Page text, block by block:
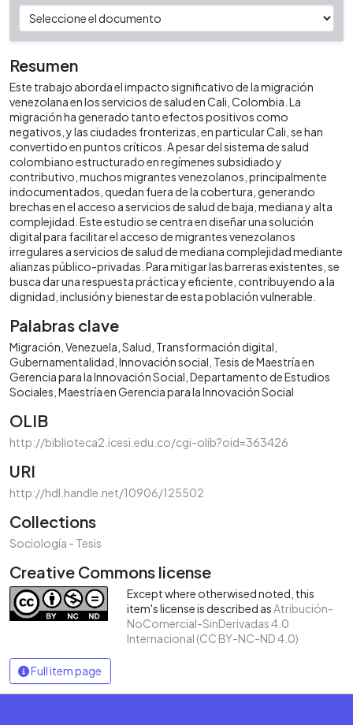
Resumen
Este trabajo aborda el impacto significativo de la migración
venezolana en los servicios de salud en Cali, Colombia. La
migración ha generado tanto efectos positivos como
negativos, y las ciudades fronterizas, en particular Cali, se han
convertido en puntos críticos. A pesar del sistema de salud
colombiano estructurado en regímenes subsidiado y
contributivo, muchos migrantes venezolanos, principalmente
indocumentados, quedan fuera de la cobertura, generando
brechas en el acceso a servicios de salud de baja, mediana y alta
complejidad. Este estudio se centra en diseñar una solución
digital para facilitar el acceso de migrantes venezolanos
irregulares a servicios de salud de mediana complejidad mediante
alianzas público-privadas. Para mitigar las barreras existentes, se
busca dar una respuesta práctica y eficiente, contribuyendo a la
dignidad, inclusión y bienestar de esta población vulnerable.
Palabras clave
Migración Venezuela Salud Transformación digital
Gubernamentalidad Innovación social Tesis de Maestría en
Gerencia para la Innovación Social Departamento de Estudios
Sociales Maestría en Gerencia para la Innovación Social
OLIB
http://biblioteca2.icesi.edu.co/cgi-olib?oid=363426
URI
http://hdl.handle.net/10906/125502
Collections
Sociología - Tesis
Creative Commons license
Except where otherwised noted, this
item's license is described asAtribución-
NoComercial-SinDerivadas 4.0
Internacional (CC BY-NC-ND 4.0)
Full item page